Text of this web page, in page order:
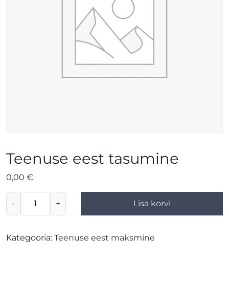
Teenuse eest tasumine
0,00 €
-
kogus
+ Lisa korvi
Kategooria: Teenuse eest maksmine